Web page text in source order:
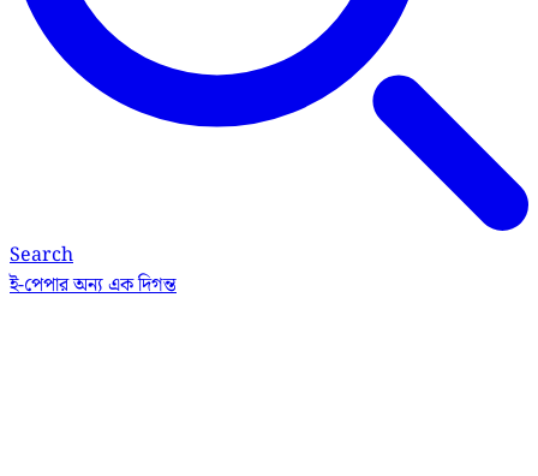
Search
ই-পেপারঅন্য এক দিগন্ত